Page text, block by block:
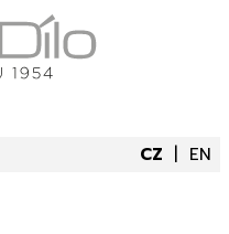
CZ EN